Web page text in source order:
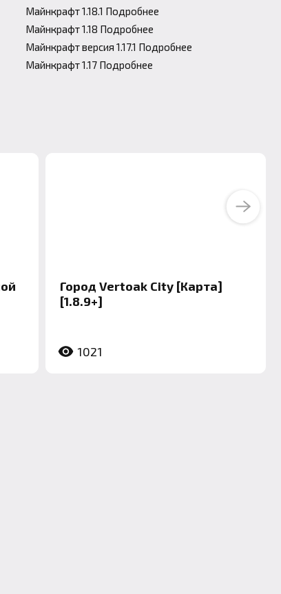
Майнкрафт 1.18.1 Подробнее
Майнкрафт 1.18 Подробнее
Майнкрафт версия 1.17.1 Подробнее
Майнкрафт 1.17 Подробнее
Город Vertoak City [Карта]
[1.8.9+]
1021
Next